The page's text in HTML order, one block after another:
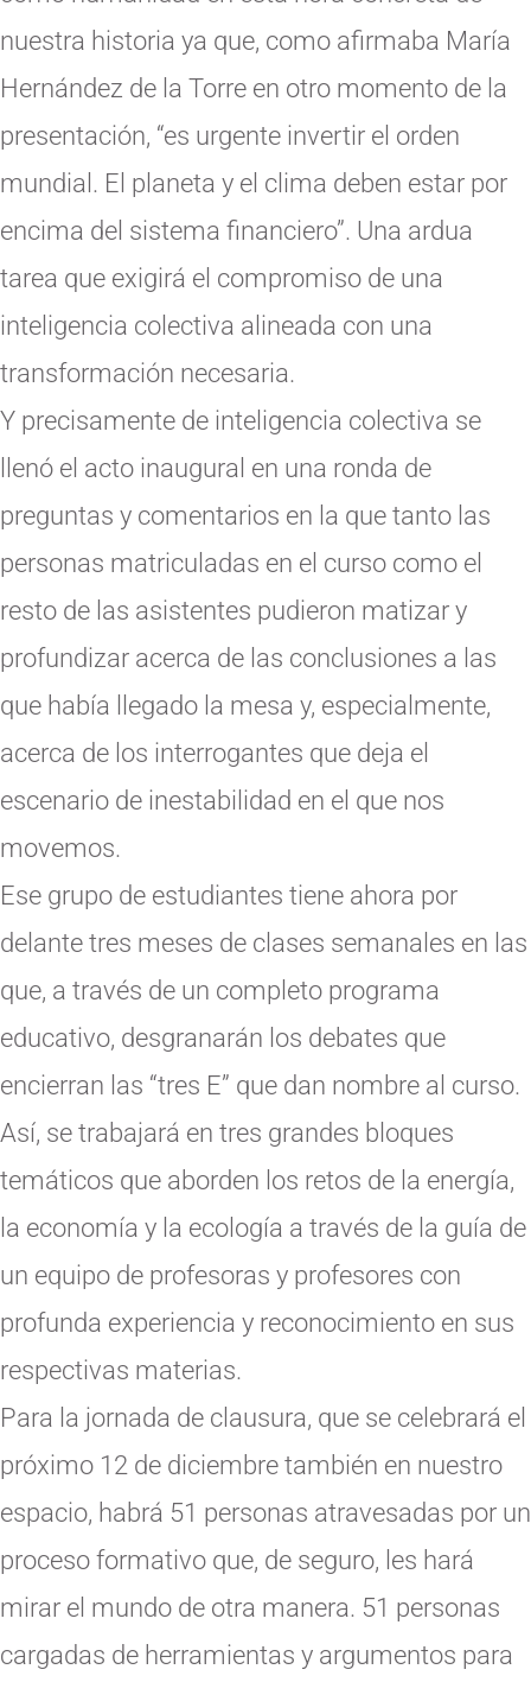
nuestra historia ya que, como afirmaba María
Hernández de la Torre en otro momento de la
presentación, “es urgente invertir el orden
mundial. El planeta y el clima deben estar por
encima del sistema financiero”. Una ardua
tarea que exigirá el compromiso de una
inteligencia colectiva alineada con una
transformación necesaria.
Y precisamente de inteligencia colectiva se
llenó el acto inaugural en una ronda de
preguntas y comentarios en la que tanto las
personas matriculadas en el curso como el
resto de las asistentes pudieron matizar y
profundizar acerca de las conclusiones a las
que había llegado la mesa y, especialmente,
acerca de los interrogantes que deja el
escenario de inestabilidad en el que nos
movemos.
Ese grupo de estudiantes tiene ahora por
delante tres meses de clases semanales en las
que, a través de un completo programa
educativo, desgranarán los debates que
encierran las “tres E” que dan nombre al curso.
Así, se trabajará en tres grandes bloques
temáticos que aborden los retos de la energía,
la economía y la ecología a través de la guía de
un equipo de profesoras y profesores con
profunda experiencia y reconocimiento en sus
respectivas materias.
Para la jornada de clausura, que se celebrará el
próximo 12 de diciembre también en nuestro
espacio, habrá 51 personas atravesadas por un
proceso formativo que, de seguro, les hará
mirar el mundo de otra manera. 51 personas
cargadas de herramientas y argumentos para